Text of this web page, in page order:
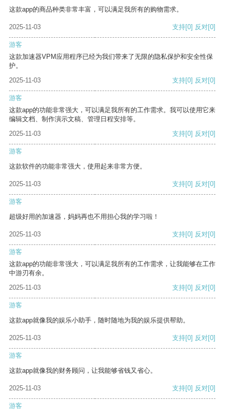
这款app的商品种类非常丰富，可以满足我所有的购物需求。
2025-11-03 支持[0] 反对[0]
游客
这款加速器VPM应用程序已经为我们带来了无限的隐私保护和安全性保
护。
2025-11-03
支持[0] 反对[0]
游客
这款app的功能非常强大，可以满足我所有的工作需求。我可以使用它来
编辑文档、制作演示文稿、管理日程安排等。
2025-11-03
支持[0] 反对[0]
游客
这款软件的功能非常强大，使用起来非常方便。
2025-11-03 支持[0] 反对[0]
游客
超级好用的加速器，妈妈再也不用担心我的学习啦！
2025-11-03 支持[0] 反对[0]
游客
这款app的功能非常强大，可以满足我所有的工作需求，让我能够在工作
中游刃有余。
2025-11-03
支持[0] 反对[0]
游客
这款app就像我的娱乐小助手，随时随地为我的娱乐提供帮助。
2025-11-03 支持[0] 反对[0]
游客
这款app就像我的财务顾问，让我能够省钱又省心。
2025-11-03 支持[0] 反对[0]
游客